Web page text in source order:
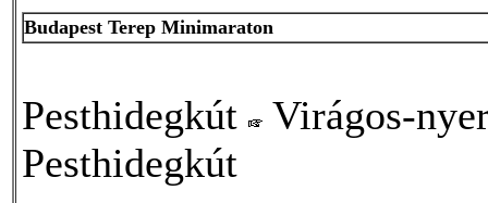
Budapest Terep Minimaraton
Pesthidegkút
Virágos-
Pesthidegkút